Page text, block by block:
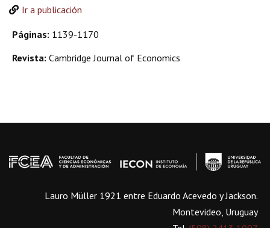
Ir a publicación
Páginas: 1139-1170
Revista: Cambridge Journal of Economics
Lauro Müller 1921 entre Eduardo Acevedo y Jackson.
Montevideo, Uruguay